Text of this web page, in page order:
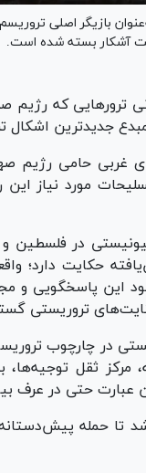
بازیگر اصلی
آشکار بسته شده است.
ترورهایی که رژیم
جدیدترین اشکال
حامی رژیم
مورد نیاز
در فلسطین
حکایت دارد؛
این پاسخگویی و
تروریستی
در چارچوب
ثقل توجیه‌ها،
عبارت حتی در عرف
تا حمله